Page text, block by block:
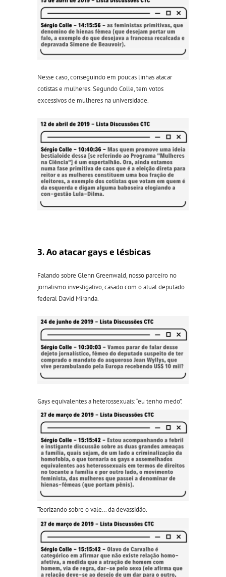
Nesse caso, conseguindo em poucas linhas atacar
cotistas e mulheres. Segundo Colle, tem votos
excessivos de mulheres na universidade.
3. Ao atacar gays e lésbicas
Falando sobre Glenn Greenwald, nosso parceiro no
jornalismo investigativo, casado com o atual deputado
federal David Miranda.
Gays equivalentes a heterossexuais: “eu tenho medo”.
Teorizando sobre o vale… da devassidão.